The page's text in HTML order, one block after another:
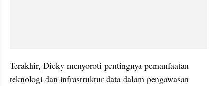
Terakhir, Dicky menyoroti pentingnya pemanfaatan
teknologi dan infrastruktur data dalam pengawasan